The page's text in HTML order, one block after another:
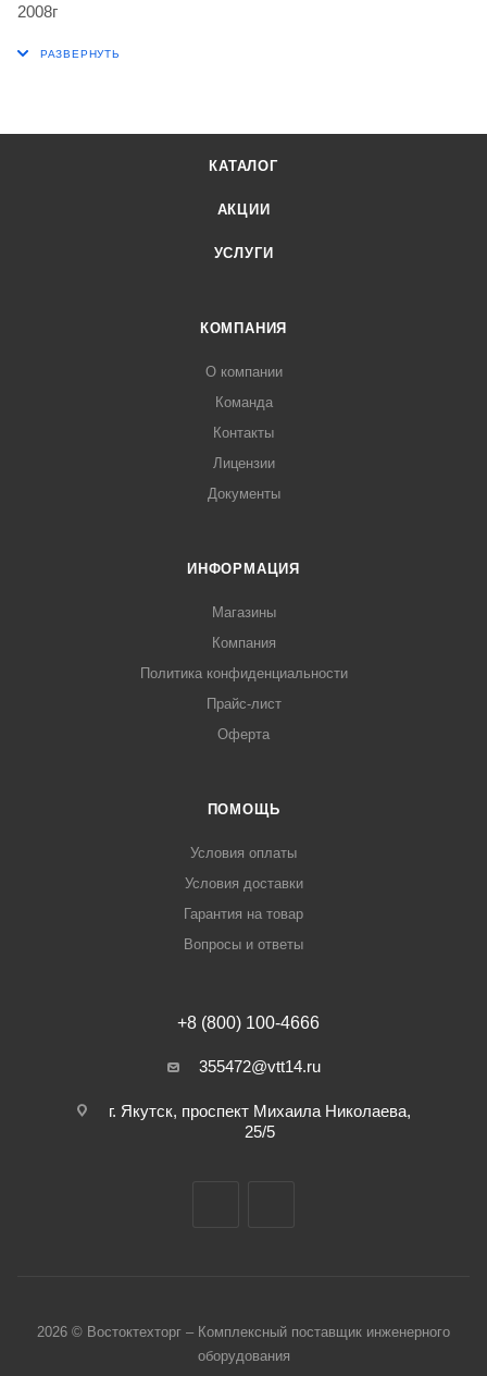
2008г
КАТАЛОГ
АКЦИИ
УСЛУГИ
КОМПАНИЯ
О компании
Команда
Контакты
Лицензии
Документы
ИНФОРМАЦИЯ
Магазины
Компания
Политика конфиденциальности
Прайс-лист
Оферта
ПОМОЩЬ
Условия оплаты
Условия доставки
Гарантия на товар
Вопросы и ответы
+8 (800) 100-4666
355472@vtt14.ru
г. Якутск, проспект Михаила Николаева,
25/5
2026 © Востоктехторг – Комплексный поставщик инженерного
оборудования